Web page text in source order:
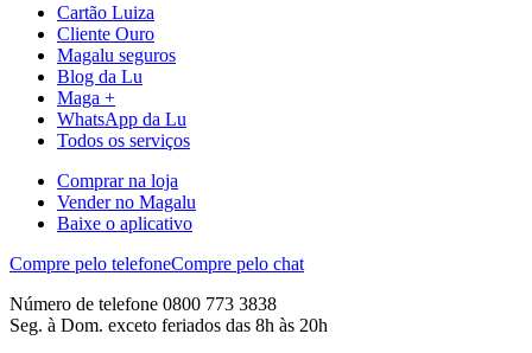
Cartão Luiza
Cliente Ouro
Magalu seguros
Blog da Lu
Maga +
WhatsApp da Lu
Todos os serviços
Comprar na loja
Vender no Magalu
Baixe o aplicativo
Compre pelo telefoneCompre pelo chat
Número de telefone 0800 773 3838
Seg. à Dom. exceto feriados das 8h às 20h